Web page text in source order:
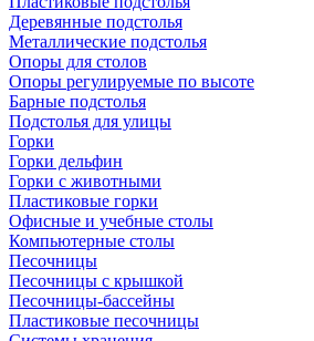
Деревянные подстолья
Металлические подстолья
Опоры для столов
Опоры регулируемые по высоте
Барные подстолья
Подстолья для улицы
Горки
Горки дельфин
Горки с животными
Пластиковые горки
Офисные и учебные столы
Компьютерные столы
Песочницы
Песочницы с крышкой
Песочницы-бассейны
Пластиковые песочницы